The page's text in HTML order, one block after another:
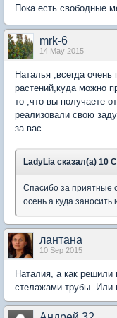
Пока есть свободные
mrk-6
14 May 2015
Наталья ,всегда
растений,куда можно
то ,что вы получаете
реализовали свою
за вас
LadyLia сказал(а) 10
Спасибо за приятные
осень а куда заносить
лантана
10 Sep 2015
Наталия, а как
стелажами трубы. Или